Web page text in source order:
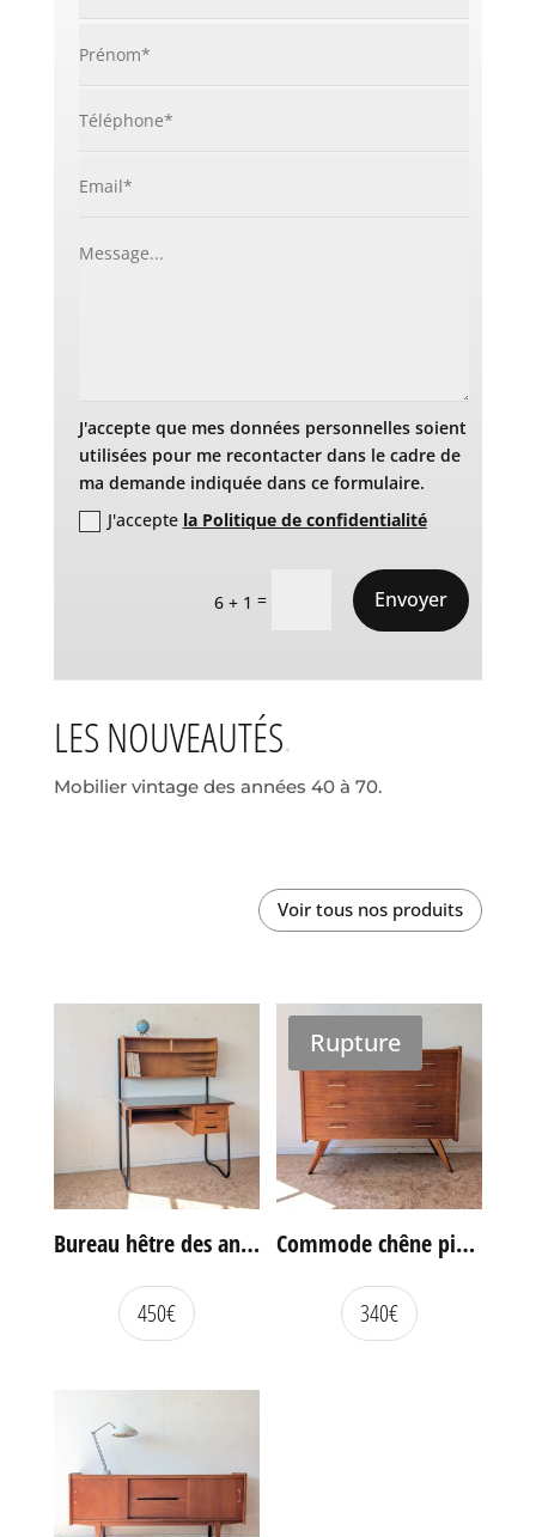
J'accepte que mes données personnelles soient
utilisées pour me recontacter dans le cadre de
ma demande indiquée dans ce formulaire.
J'accepte la Politique de confidentialité
6 + 1 = Envoyer
LES NOUVEAUTÉS
Mobilier vintage des années 40 à 70.
Voir tous nos produits
Bureau hêtre des années 60
450€
Rupture
Commode chêne pieds compas vintage
340€